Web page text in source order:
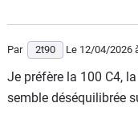
Par 2t90 Le 12/04/2026
Je préfère la 100 C4,
semble déséquilibrée